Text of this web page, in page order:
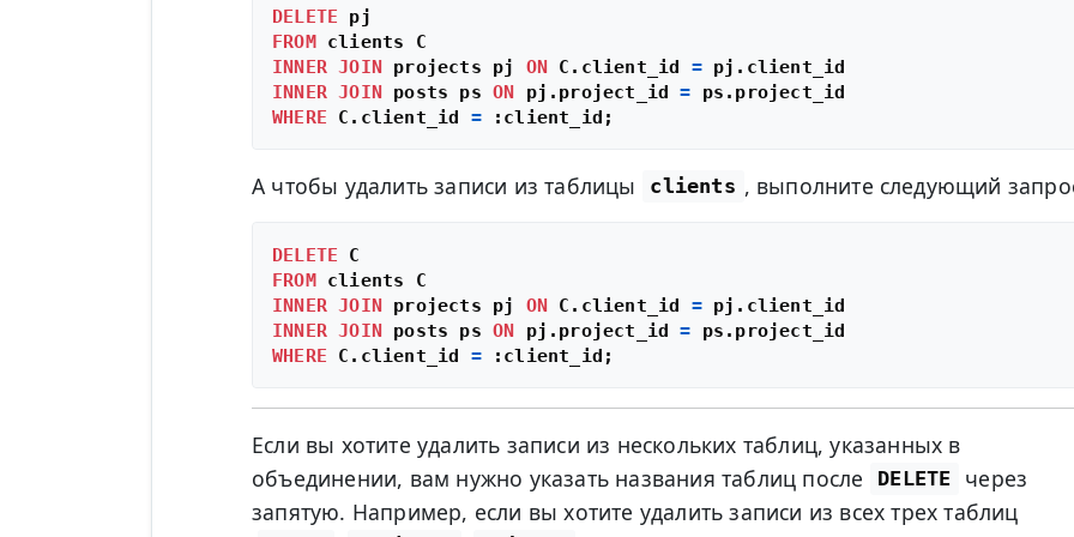
DELETE
FROM
INNER JOIN projects pj ON C.client_id =
INNER JOIN posts ps ON pj.project_id =
WHERE C.client_id =
А чтобы удалить записи из таблицы clients , выполните следующий
DELETE
FROM
INNER JOIN projects pj ON C.client_id =
INNER JOIN posts ps ON pj.project_id =
WHERE C.client_id =
Если вы хотите удалить записи из нескольких таблиц, указанных в
объединении, вам нужно указать названия таблиц после
DELETE
через
запятую. Например, если вы хотите удалить записи из всех трех таблиц